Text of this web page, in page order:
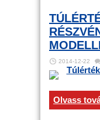
2014-12-22
Olvass